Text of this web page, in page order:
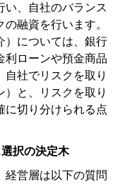
い、自社のバランス
融資を行います。
）については、銀行
利ローンや預金商品
自社でリスクを取り
と、リスクを取り
に切り分けられる点
択の決定木
経営層は以下の質問